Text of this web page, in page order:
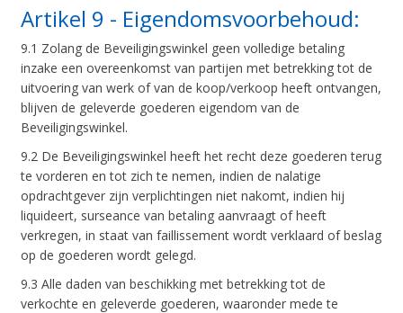
Artikel 9 - Eigendomsvoorbehoud:
9.1 Zolang de Beveiligingswinkel geen volledige betaling
inzake een overeenkomst van partijen met betrekking tot de
uitvoering van werk of van de koop/verkoop heeft ontvangen,
blijven de geleverde goederen eigendom van de
Beveiligingswinkel.
9.2 De Beveiligingswinkel heeft het recht deze goederen terug
te vorderen en tot zich te nemen, indien de nalatige
opdrachtgever zijn verplichtingen niet nakomt, indien hij
liquideert, surseance van betaling aanvraagt of heeft
verkregen, in staat van faillissement wordt verklaard of beslag
op de goederen wordt gelegd.
9.3 Alle daden van beschikking met betrekking tot de
verkochte en geleverde goederen, waaronder mede te